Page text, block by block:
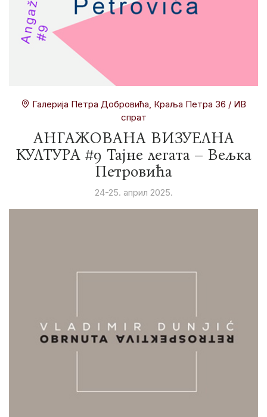
Галерија Петра Добровића, Краља Петра 36 / ИВ
спрат
АНГАЖОВАНА ВИЗУЕЛНА
КУЛТУРА #9 Тајне легата – Вељка
Петровића
24-25. април 2025.